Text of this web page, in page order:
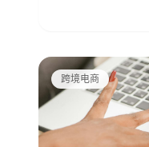
跨境电商